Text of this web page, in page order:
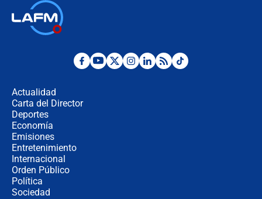
¿La posesión de Abelardo De la
Actualidad
Carta del Director
Deportes
Economía
Emisiones
Entretenimiento
Internacional
Orden Público
Política
Sociedad